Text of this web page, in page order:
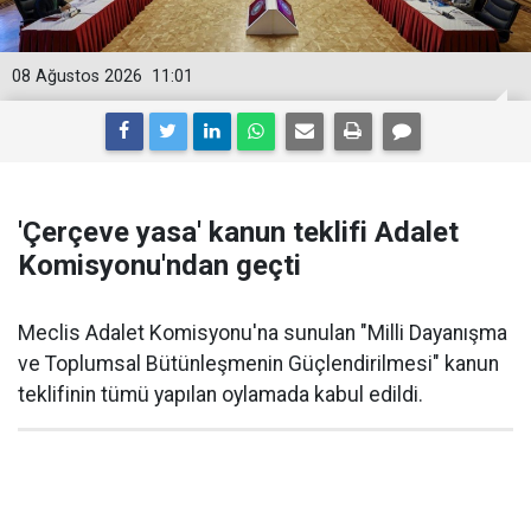
11:01
08 Ağustos 2026
'Çerçeve yasa' kanun teklifi Adalet
Komisyonu'ndan geçti
Meclis Adalet Komisyonu'na sunulan "Milli Dayanışma
ve Toplumsal Bütünleşmenin Güçlendirilmesi" kanun
teklifinin tümü yapılan oylamada kabul edildi.